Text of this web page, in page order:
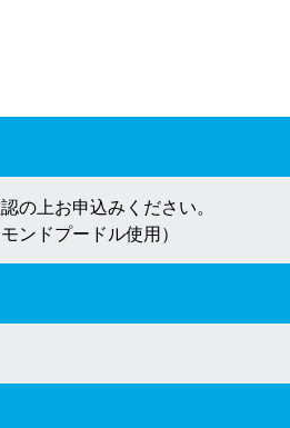
の上お申込みください。
ンドプードル使用）